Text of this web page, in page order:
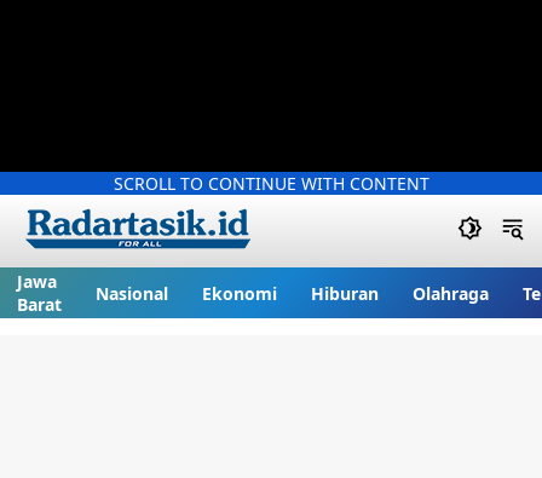
SCROLL TO CONTINUE WITH CONTENT
Jawa
Barat
Nasional Ekonomi Hiburan Olahraga